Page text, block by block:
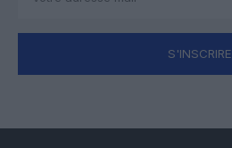
S'INSCRIRE